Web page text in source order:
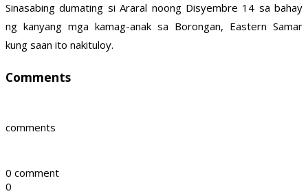
Sinasabing dumating si Araral noong Disyembre 14 sa bahay
ng kanyang mga kamag-anak sa Borongan, Eastern Samar
kung saan ito nakituloy.
Comments
comments
0 comment
0